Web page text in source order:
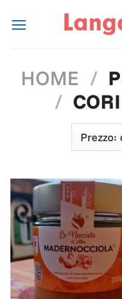
HOME /
/